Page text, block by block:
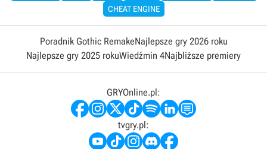
CHEAT ENGINE
Poradnik Gothic RemakeNajlepsze gry 2026 roku
Najlepsze gry 2025 rokuWiedźmin 4Najbliższe premiery
GRYOnline.pl:
tvgry.pl: